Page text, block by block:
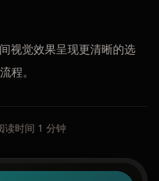
视觉效果呈现更清晰的选
程。
读时间 1 分钟